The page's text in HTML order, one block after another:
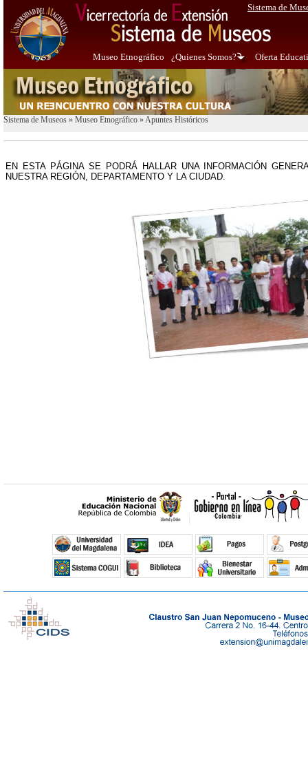
Sistema de
Museo Etnográfico ¿Quienes Somos? Oferta
Sistema de Museos » Museo Etnográfico »Apuntes Históricos
EN ESTA PÁGINA SE PODRÁ HALLAR UNA INFORMACIÓN
NUESTRA REGIÓN, DEPARTAMENTO Y LA CIUDAD.